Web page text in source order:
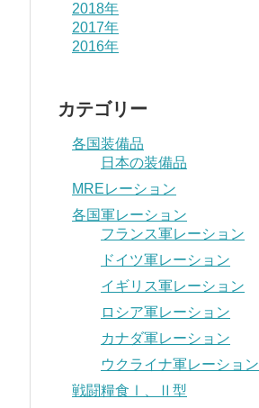
2018年
2017年
2016年
カテゴリー
各国装備品
日本の装備品
MREレーション
各国軍レーション
フランス軍レーション
ドイツ軍レーション
イギリス軍レーション
ロシア軍レーション
カナダ軍レーション
ウクライナ軍レーション
戦闘糧食Ⅰ、Ⅱ型